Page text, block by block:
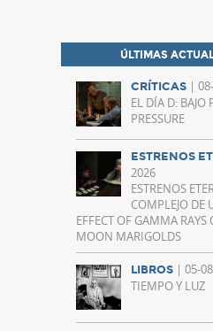
ÚLTIMAS
CRÍTICAS |
EL DÍA D: BAJO
PRESSURE
ESTRENOS
2026
ESTRENOS
COMPLEJO DE
EFFECT OF GAMMA
MOON MARIGOLDS
LIBROS | 05-
TIEMPO Y LUZ